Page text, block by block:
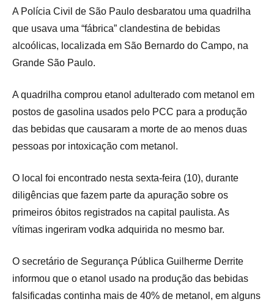
A Polícia Civil de São Paulo desbaratou uma quadrilha
que usava uma “fábrica” clandestina de bebidas
alcoólicas, localizada em São Bernardo do Campo, na
Grande São Paulo.
A quadrilha comprou etanol adulterado com metanol em
postos de gasolina usados pelo PCC para a produção
das bebidas que causaram a morte de ao menos duas
pessoas por intoxicação com metanol.
O local foi encontrado nesta sexta-feira (10), durante
diligências que fazem parte da apuração sobre os
primeiros óbitos registrados na capital paulista. As
vítimas ingeriram vodka adquirida no mesmo bar.
O secretário de Segurança Pública Guilherme Derrite
informou que o etanol usado na produção das bebidas
falsificadas continha mais de 40% de metanol, em alguns